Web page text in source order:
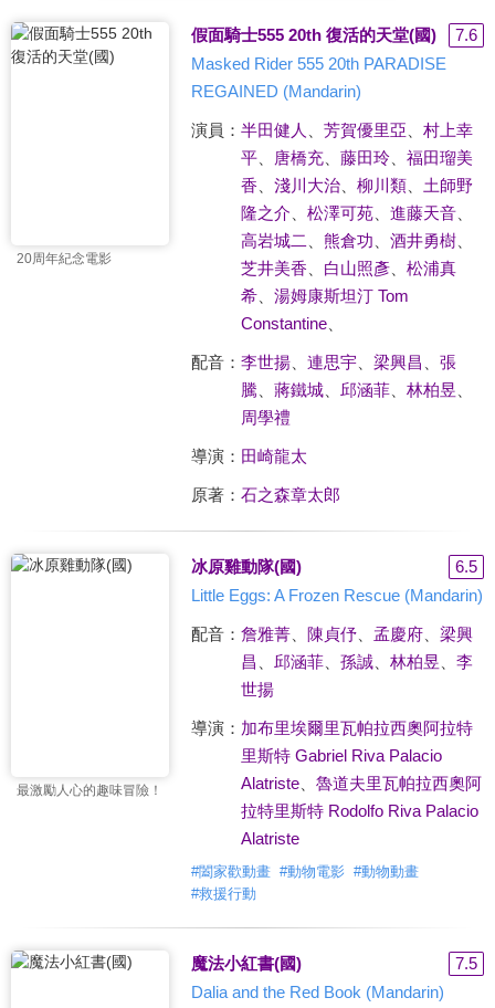
20周年紀念電影
假面騎士555 20th 復活的天堂(國)
7.6
Masked Rider 555 20th PARADISE
REGAINED (Mandarin)
演員： 半田健人 芳賀優里亞
村上幸
平、 唐橋充、 藤田玲、 福田瑠美
香
淺川大治、 柳川類、 土師野
隆之介
松澤可苑、 進藤天音、
高岩城二
熊倉功 酒井勇樹、
芝井美香
白山照彥、 松浦真
希、 湯姆康斯坦汀 Tom
Constantine、
配音： 李世揚、 連思宇、 梁興昌
張
騰
蔣鐵城、 邱涵菲、 林柏昱
周學禮
導演： 田崎龍太
原著： 石之森章太郎
最激勵人心的趣味冒險！
冰原雞動隊(國)
6.5
Little Eggs: A Frozen Rescue (Mandarin)
配音： 詹雅菁、 陳貞伃、 孟慶府、 梁興
昌
邱涵菲、 孫誠、 林柏昱
李
世揚
導演： 加布里埃爾里瓦帕拉西奧阿拉特
里斯特 Gabriel Riva Palacio
Alatriste、 魯道夫里瓦帕拉西奧阿
拉特里斯特 Rodolfo Riva Palacio
Alatriste
#闔家歡動畫 #動物電影 #動物動畫
#救援行動
魔法小紅書(國)
7.5
Dalia and the Red Book (Mandarin)